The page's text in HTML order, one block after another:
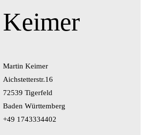
Keimer
Martin Keimer
Aichstetterstr.16
72539 Tigerfeld
Baden Württemberg
+49 1743334402